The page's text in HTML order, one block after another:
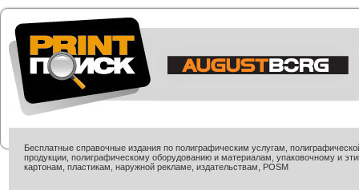
Бесплатные справочные издания по полиграфическим услугам,
продукции, полиграфическому оборудованию и материалам, упаковочному и
картонам, пластикам, наружной рекламе, издательствам, POSM